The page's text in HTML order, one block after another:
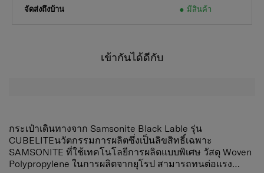
จัดส่งถึงบ้าน มีสินค้า
เข้ากันได้ดีกับ
กระเป๋าเดินทางจาก Samsonite Black Lable รุ่น
CUBELITEนวัตกรรมการผลิตซึ่งเป็นลิขสิทธิ์เฉพาะ
SAMSONITE ที่ใช้เทคโนโลยีการผลิตแบบพิเศษ วัสดุ Woven
Polypropylene ในการผลิตจากยุโรป สามารถทนต่อแรง